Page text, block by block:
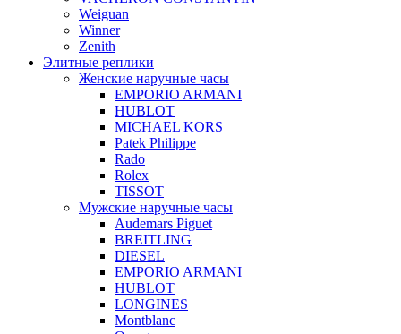
Weiguan
Winner
Zenith
Элитные реплики
Женские наручные часы
EMPORIO ARMANI
HUBLOT
MICHAEL KORS
Patek Philippe
Rado
Rolex
TISSOT
Мужские наручные часы
Audemars Piguet
BREITLING
DIESEL
EMPORIO ARMANI
HUBLOT
LONGINES
Montblanc